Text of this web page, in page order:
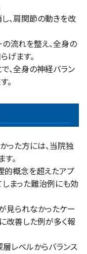
、肩関節の動きを改
の流れを整え、全身の
げます。
、全身の神経バラン
。
った方には、当院独
。
的概念を超えたアプ
まった難治例にも効
見られなかったケー
改善した例が多く報
レベルからバランス